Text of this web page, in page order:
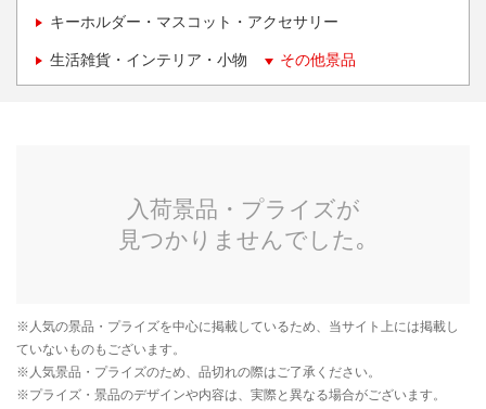
キーホルダー・マスコット・アクセサリー
生活雑貨・インテリア・小物 その他景品